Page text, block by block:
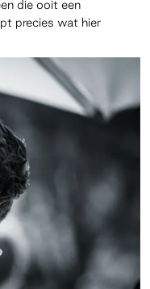
die ooit een
precies wat hier